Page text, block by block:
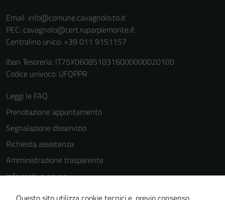
Email: info@comune.cavagnolo.to.it
PEC: cavagnolo@cert.ruparpiemonte.it
Centralino unico: +39 011 9151157
Iban Tesoreria: IT75X0608510316000000020100
Codice univoco: UFQPPR
Leggi le FAQ
Prenotazione appuntamento
Segnalazione disservizio
Richiesta assistenza
Amministrazione trasparente
Informativa privacy
Cookie Policy